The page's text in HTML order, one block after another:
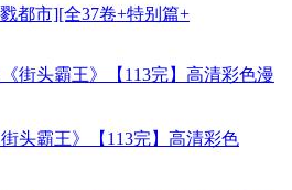
都市][全37卷+特别篇+
头霸王》【113完】高清彩色